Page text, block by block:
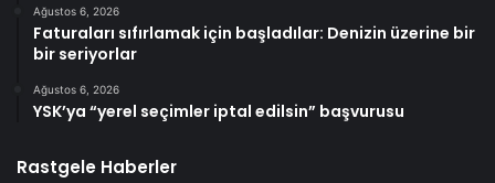
Ağustos 6, 2026
Faturaları sıfırlamak için başladılar: Denizin üzerine bir
bir seriyorlar
Ağustos 6, 2026
YSK’ya “yerel seçimler iptal edilsin” başvurusu
Rastgele Haberler